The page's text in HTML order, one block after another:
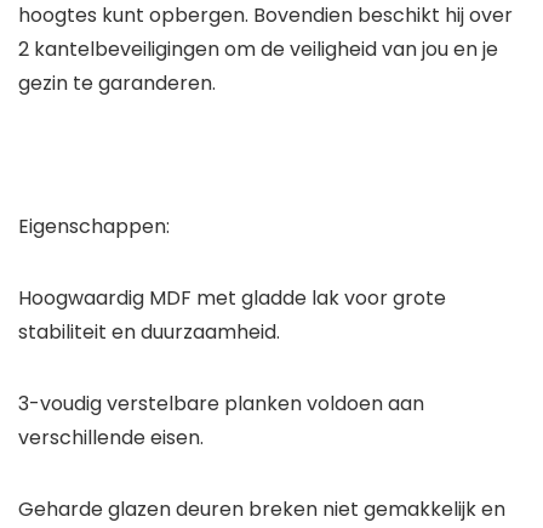
hoogtes kunt opbergen. Bovendien beschikt hij over
2 kantelbeveiligingen om de veiligheid van jou en je
gezin te garanderen.
Eigenschappen:
Hoogwaardig MDF met gladde lak voor grote
stabiliteit en duurzaamheid.
3-voudig verstelbare planken voldoen aan
verschillende eisen.
Geharde glazen deuren breken niet gemakkelijk en